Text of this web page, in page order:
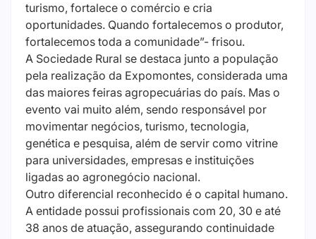
turismo, fortalece o comércio e cria
oportunidades. Quando fortalecemos o produtor,
fortalecemos toda a comunidade”- frisou.
A Sociedade Rural se destaca junto a população
pela realização da Expomontes, considerada uma
das maiores feiras agropecuárias do país. Mas o
evento vai muito além, sendo responsável por
movimentar negócios, turismo, tecnologia,
genética e pesquisa, além de servir como vitrine
para universidades, empresas e instituições
ligadas ao agronegócio nacional.
Outro diferencial reconhecido é o capital humano.
A entidade possui profissionais com 20, 30 e até
38 anos de atuação, assegurando continuidade